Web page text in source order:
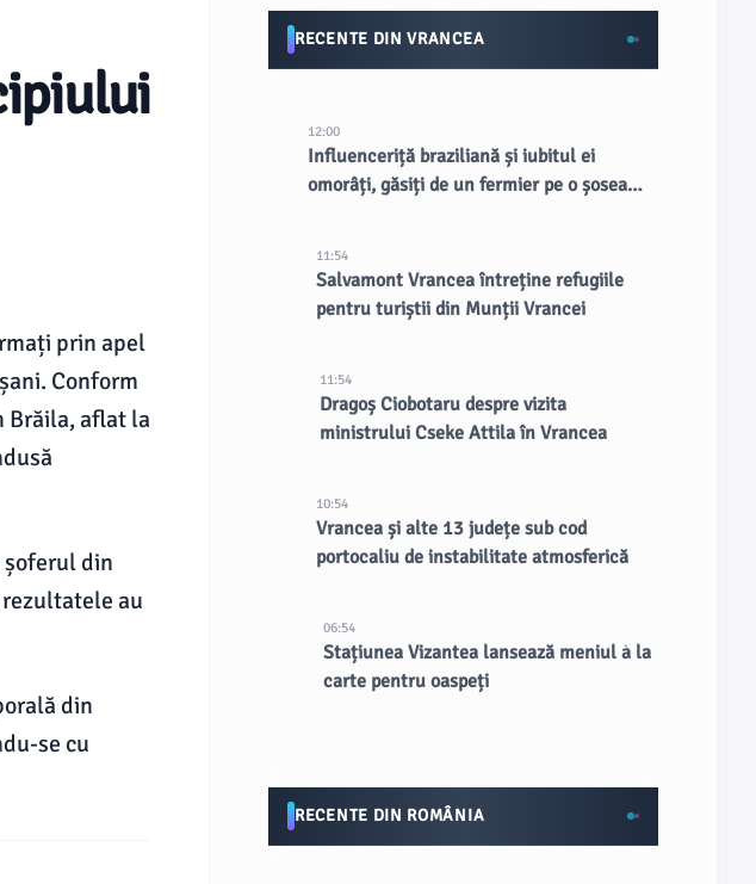
prin apel
Conform
Brăila, aflat la
din
au
din
se cu
RECENTE DIN VRANCEA
12:00
Influenceriță braziliană și iubitul ei
omorâți, găsiți de un fermier pe o șosea
11:54
Salvamont Vrancea întreține refugiile
pentru turiștii din Munții Vrancei
11:54
Dragoș Ciobotaru despre vizita
ministrului Cseke Attila în Vrancea
10:54
Vrancea și alte 13 județe sub cod
portocaliu de instabilitate atmosferică
06:54
Stațiunea Vizantea lansează meniul à la
carte pentru oaspeți
RECENTE DIN ROMÂNIA